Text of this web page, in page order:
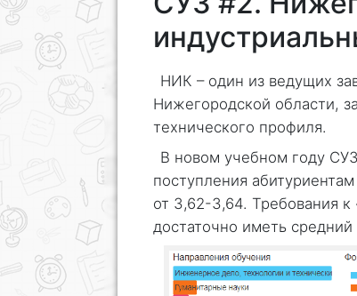
НИК – один из ведущих
Нижегородской области,
технического профиля.
В новом учебном году
поступления
от 3,62-3,64. Требования к
достаточно иметь